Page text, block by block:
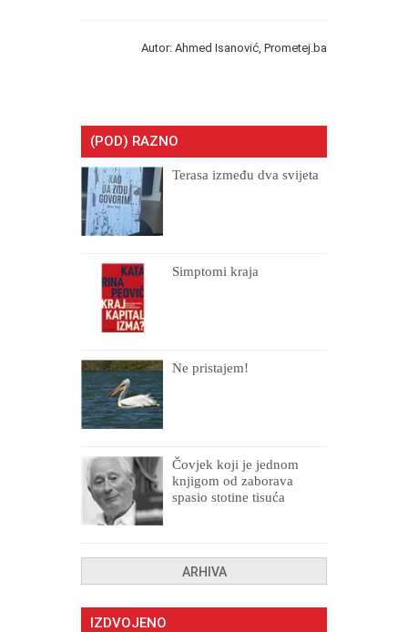
Autor: Ahmed Isanović, Prometej.ba
(POD) RAZNO
Terasa između dva svijeta
Simptomi kraja
Ne pristajem!
Čovjek koji je jednom
knjigom od zaborava
spasio stotine tisuća
ARHIVA
IZDVOJENO